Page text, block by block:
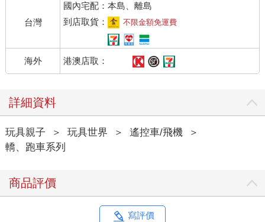
台灣
國內宅配：本島、離島
到店取貨：
不限金額免運費
海外 港澳店取：
詳細資料
玩具親子 ＞ 玩具世界 ＞ 遙控車/飛機
＞
轎、跑車系列
商品評價
寫評價